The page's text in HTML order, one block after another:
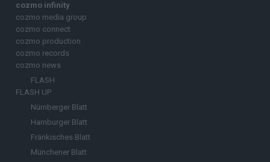
cozmo infinity
cozmo media group
cozmo connect
cozmo production
cozmo records
cozmo news
FLASH
FLASH UP
Nürnberger Blatt
Hamburger Blatt
Fränkisches Blatt
Münchener Blatt